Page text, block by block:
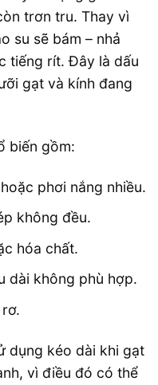
trơn tru. Thay vì
su sẽ bám – nhả
tiếng rít. Đây là dấu
gạt và kính đang
biến gồm:
phơi nắng nhiều.
không đều.
hóa chất.
dài không phù hợp.
dụng kéo dài khi gạt
vì điều đó có thể